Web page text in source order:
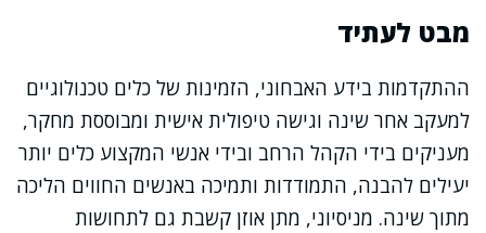
מבט לעתיד
ההתקדמות בידע האבחוני, הזמינות של כלים טכנולוגיים
למעקב אחר שינה וגישה טיפולית אישית ומבוססת מחקר,
מעניקים בידי הקהל הרחב ובידי אנשי המקצוע כלים יותר
יעילים להבנה, התמודדות ותמיכה באנשים החווים הליכה
מתוך שינה. מניסיוני, מתן אוזן קשבת גם לתחושות